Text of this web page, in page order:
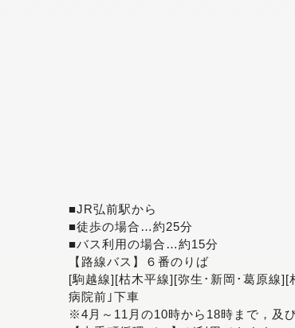
■JR弘前駅から
■徒歩の場合…約25分
■バス利用の場合…約15分
【路線バス】６番のりば
[駒越線][枯木平線][弥生･新岡･葛原線
病院前｣下車
※4月～11月の10時から18時まで，及